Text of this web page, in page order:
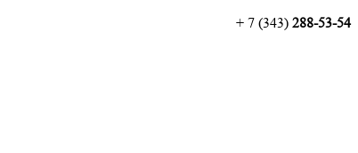
+ 7 (343) 288-53-54